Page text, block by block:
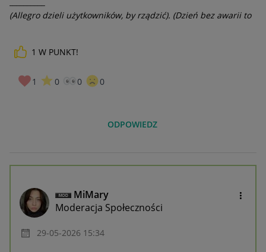
(Allegro dzieli użytkowników, by rządzić). (Dzień bez awarii to
1 W PUNKT!
1 0 0 0
ODPOWIEDZ
MiMary
Moderacja Społeczności
‎29-05-2026 15:34